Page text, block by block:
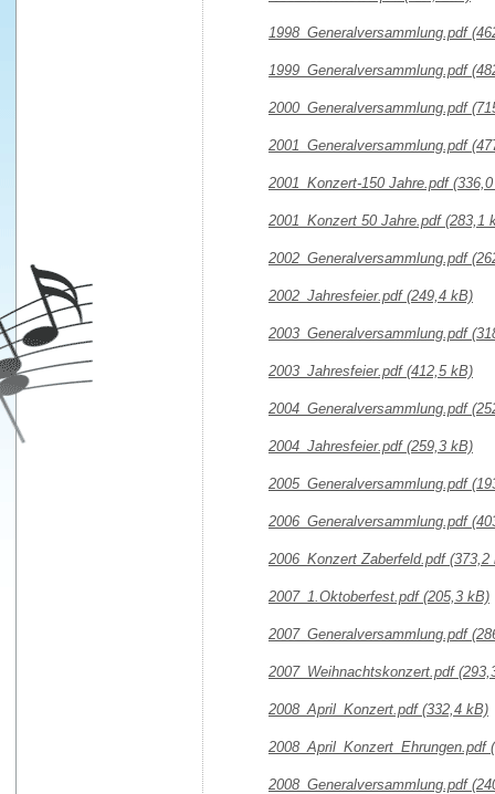
1998_Generalversammlung.pdf
1999_Generalversammlung.pdf
2000_Generalversammlung.pdf
2001_Generalversammlung.pdf
2001_Konzert-150 Jahre.pdf
2001_Konzert 50 Jahre.pdf (283,1
2002_Generalversammlung.pdf
2002_Jahresfeier.pdf (249,4 kB)
2003_Generalversammlung.pdf
2003_Jahresfeier.pdf (412,5 kB)
2004_Generalversammlung.pdf
2004_Jahresfeier.pdf (259,3 kB)
2005_Generalversammlung.pdf
2006_Generalversammlung.pdf
2006_Konzert Zaberfeld.pdf (373,2
2007_1.Oktoberfest.pdf (205,3 kB)
2007_Generalversammlung.pdf
2007_Weihnachtskonzert.pdf
2008_April_Konzert.pdf (332,4 kB)
2008_April_Konzert_Ehrungen.pdf
2008_Generalversammlung.pdf